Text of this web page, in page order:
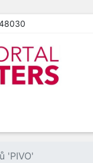
'PIVO'